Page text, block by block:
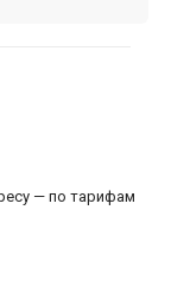
— по тарифам